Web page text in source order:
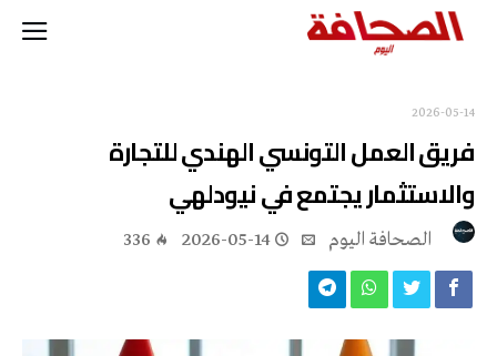
2026-05-14
فريق العمل التونسي الهندي للتجارة
والاستثمار يجتمع في نيودلهي
2026-05-14
336